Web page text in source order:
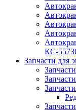
КС-
Запчасти для